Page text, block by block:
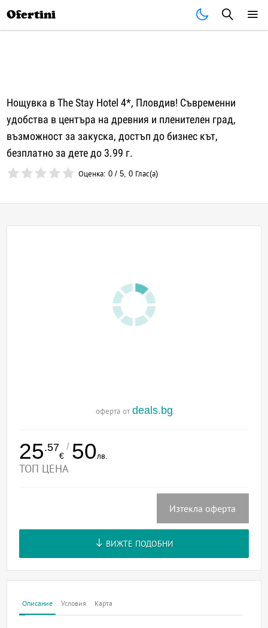
Ofertini
Нощувка в The Stay Hotel 4*, Пловдив! Съвременни
удобства в центъра на древния и пленителен град,
възможност за закуска, достъп до бизнес кът,
безплатно за дете до 3.99 г.
Оценка:0 /5,0 Глас(а)
оферта от deals.bg
25.57
€
/ 50лв.
ТОП ЦЕНА
Изтекла оферта
ВИЖТЕ ПОДОБНИ
Описание Условия Карта